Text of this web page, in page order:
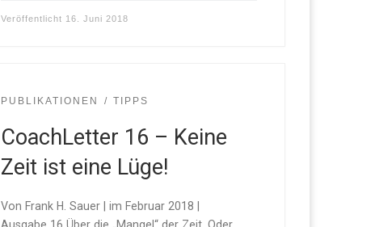
Veröffentlicht 16. Juni 2018
PUBLIKATIONEN TIPPS
CoachLetter 16 – Keine
Zeit ist eine Lüge!
Von Frank H. Sauer | im Februar 2018 |
Ausgabe 16 Über die „Mangel“ der Zeit. Oder